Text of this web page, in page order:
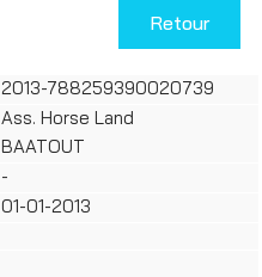
Retour
2013-788259390020739
Ass. Horse Land
BAATOUT
-
01-01-2013